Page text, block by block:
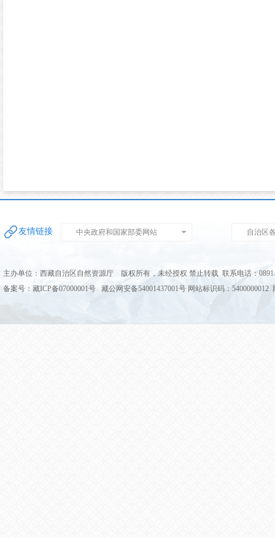
友情链接 中央政府和国家部委网站 自治区
主办单位：西藏自治区自然资源厅 版权所有，未经授权 禁止转载 联系电话：
备案号：藏ICP备07000001号 藏公网安备54001437001号 网站标识码：5400000012